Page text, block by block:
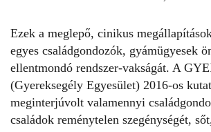
Ezek a meglepő, cinikus
egyes családgondozók, gyámügyesek
ellentmondó rendszer-vakságát. A
(Gyereksegély Egyesület) 2016-os
meginterjúvolt valamennyi
családok reménytelen szegénységét,